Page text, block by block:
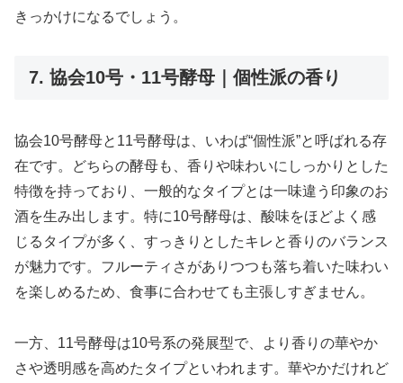
きっかけになるでしょう。
7. 協会10号・11号酵母｜個性派の香り
協会10号酵母と11号酵母は、いわば“個性派”と呼ばれる存
在です。どちらの酵母も、香りや味わいにしっかりとした
特徴を持っており、一般的なタイプとは一味違う印象のお
酒を生み出します。特に10号酵母は、酸味をほどよく感
じるタイプが多く、すっきりとしたキレと香りのバランス
が魅力です。フルーティさがありつつも落ち着いた味わい
を楽しめるため、食事に合わせても主張しすぎません。
一方、11号酵母は10号系の発展型で、より香りの華やか
さや透明感を高めたタイプといわれます。華やかだけれど